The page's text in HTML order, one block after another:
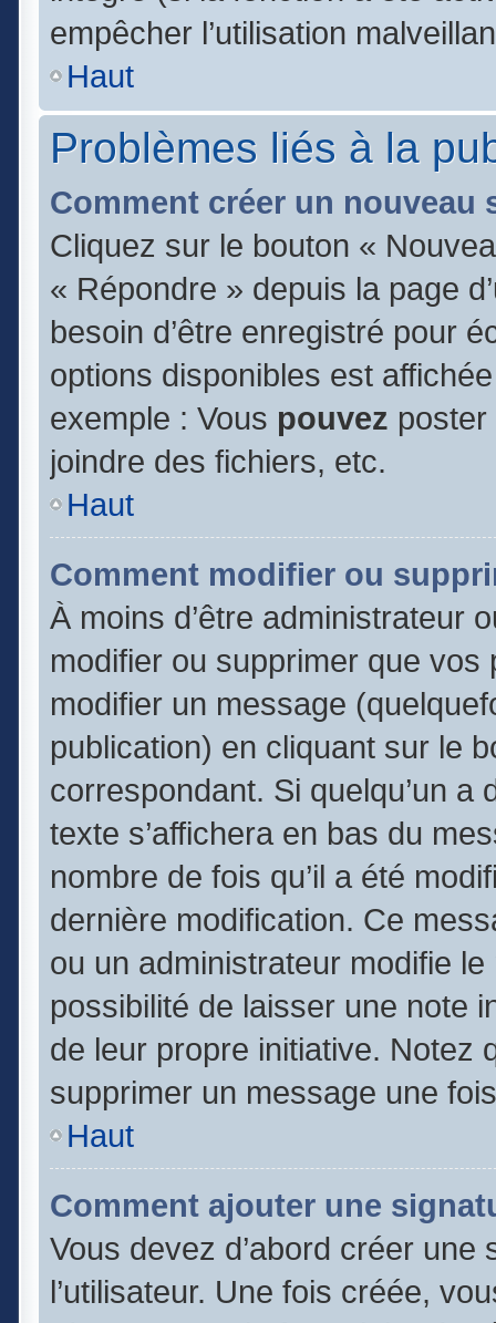
empêcher l’utilisation
Haut
Problèmes liés à la
Comment créer un nouveau
Cliquez sur le bouton «
« Répondre » depuis la page
besoin d’être enregistré pour
options disponibles est
exemple : Vous pouvez
joindre des fichiers, etc.
Haut
Comment modifier ou
À moins d’être administrateur
modifier ou supprimer que
modifier un message
publication) en cliquant sur le
correspondant. Si quelqu’un
texte s’affichera en bas du
nombre de fois qu’il a été
dernière modification. Ce
ou un administrateur modifie
possibilité de laisser une note
de leur propre initiative. Notez
supprimer un message une
Haut
Comment ajouter une
Vous devez d’abord créer
l’utilisateur. Une fois créée,